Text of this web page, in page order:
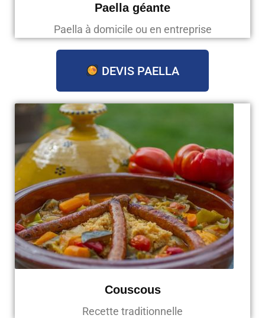
Paella géante
Paella à domicile ou en entreprise
DEVIS PAELLA
Couscous
Recette traditionnelle